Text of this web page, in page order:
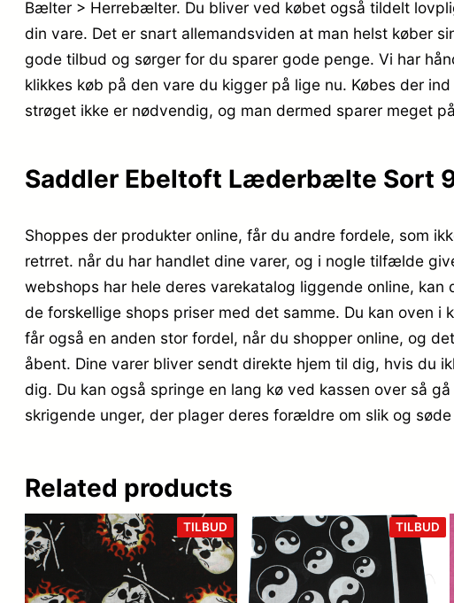
Bælter > Herrebælter. Du bliver ved købet også tildelt
din vare. Det er snart allemandsviden at man helst køber
gode tilbud og sørger for du sparer gode penge. Vi har
klikkes køb på den vare du kigger på lige nu. Købes der
strøget ikke er nødvendig, og man dermed sparer meget
Saddler Ebeltoft Læderbælte Sort
Shoppes der produkter online, får du andre fordele, som
retrret. når du har handlet dine varer, og i nogle tilfælde
webshops har hele deres varekatalog liggende online,
de forskellige shops priser med det samme. Du kan oven
får også en anden stor fordel, når du shopper online, og
åbent. Dine varer bliver sendt direkte hjem til dig, hvis du
dig. Du kan også springe en lang kø ved kassen over så
skrigende unger, der plager deres forældre om slik og søde
Related products
TILBUD
PÅ
TILBUD
TILBUD
PÅ